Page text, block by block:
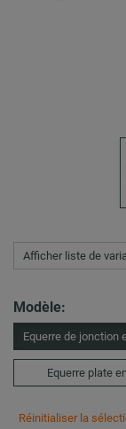
Afficher liste de
Modèle:
Equerre de jonction
Equerre plate
Réinitialiser la